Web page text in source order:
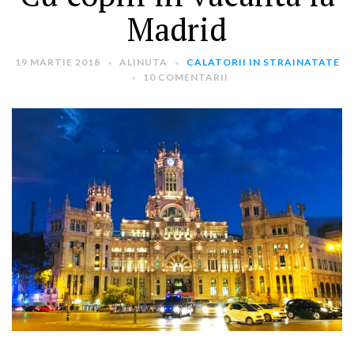
Madrid
19 MARTIE 2018 ALINUTA
CALATORII IN STRAINATATE
10 COMENTARII
ARTICOLE RECENTE
implineste azi 10 ani!
25 NOIEMBRIE 2024
„Let’s Talk About
Menopause” – dincolo de a
fi un subiect tabu
2 APRILIE 2024
Un weekend in La Spezia si
Cinque Terre